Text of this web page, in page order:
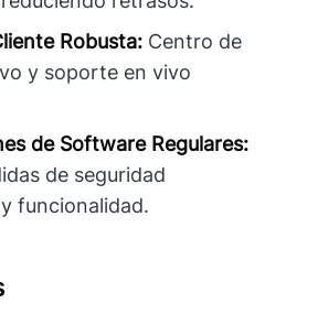
Robusta: Centro de
y soporte en vivo
de Software Regulares:
de seguridad
funcionalidad.